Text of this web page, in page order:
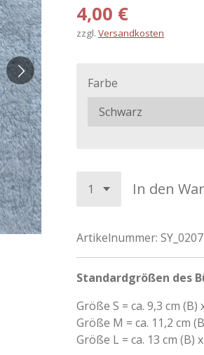
4,00 €
zzgl. Versandkosten
Farbe
In den
Artikelnummer: SY_0207
Standardgrößen des
Größe S = ca. 9,3 cm (B)
Größe M = ca. 11,2 cm
Größe L = ca. 13 cm (B)